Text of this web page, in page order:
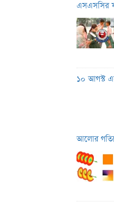
এসএসসির
১০ আগস্ট
আলোর